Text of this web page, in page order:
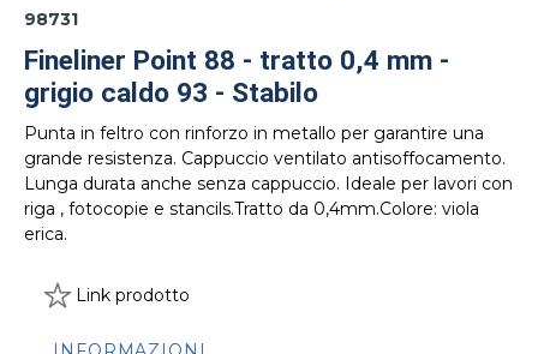
98731
Fineliner Point 88 - tratto 0,4 mm -
grigio caldo 93 - Stabilo
Punta in feltro con rinforzo in metallo per garantire una
grande resistenza. Cappuccio ventilato antisoffocamento.
Lunga durata anche senza cappuccio. Ideale per lavori con
riga , fotocopie e stancils.Tratto da 0,4mm.Colore: viola
erica.
Link prodotto